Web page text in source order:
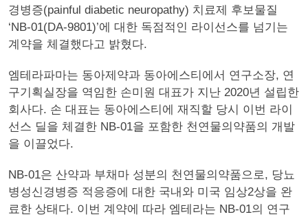
경병증(painful diabetic neuropathy) 치료제 후보물질
‘NB-01(DA-9801)’에 대한 독점적인 라이선스를 넘기는
계약을 체결했다고 밝혔다.
엠테라파마는 동아제약과 동아에스티에서 연구소장, 연
구기획실장을 역임한 손미원 대표가 지난 2020년 설립한
회사다. 손 대표는 동아에스티에 재직할 당시 이번 라이
선스 딜을 체결한 NB-01을 포함한 천연물의약품의 개발
을 이끌었다.
NB-01은 산약과 부채마 성분의 천연물의약품으로, 당뇨
병성신경병증 적응증에 대한 국내와 미국 임상2상을 완
료한 상태다. 이번 계약에 따라 엠테라는 NB-01의 연구